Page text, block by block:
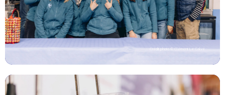
Crédit photo © Clément Le Calvé